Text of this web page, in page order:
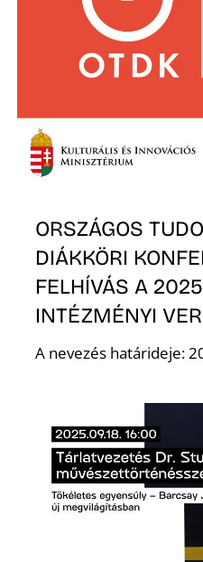
ORSZÁGOS
DIÁKKÖRI
FELHÍVÁS A
INTÉZMÉNYI
A nevezés határideje: